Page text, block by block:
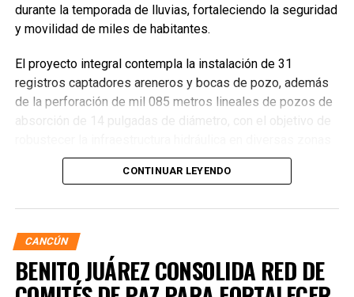
durante la temporada de lluvias, fortaleciendo la seguridad
y movilidad de miles de habitantes.
El proyecto integral contempla la instalación de 31
registros captadores areneros y bocas de pozo, además
de la perforación de mil 085 metros lineales de pozos de
absorción de 14 pulgadas de diámetro, con el objetivo de
de la ciudad. La Encargada de Despacho de la Presidencia
Municipal, Landy Guadalupe Canché Pantoja, supervisó
vialidades donde se colocó la nueva infraestructura.
CONTINUAR LEYENDO
CANCÚN
BENITO JUÁREZ CONSOLIDA RED DE